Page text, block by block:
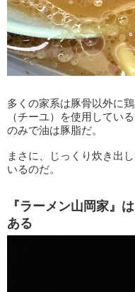
多くの家系は豚骨以外に
（チーユ）を使用してい
のみで油は豚脂だ。
まさに、じっくり炊き出
いるのだ。
『ラーメン山岡家』
ある